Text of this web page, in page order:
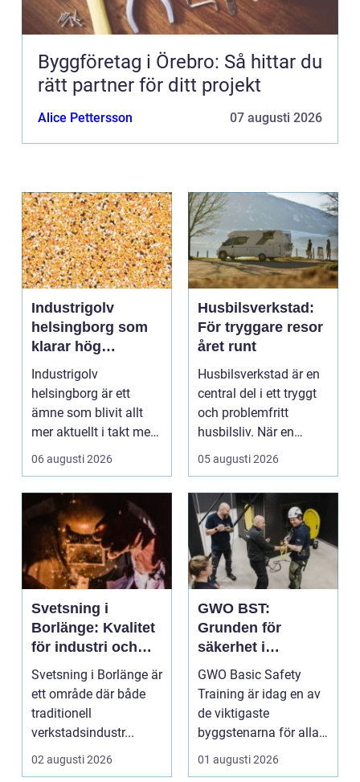
Byggföretag i Örebro: Så hittar du
rätt partner för ditt projekt
Alice Pettersson 07 augusti 2026
Industrigolv
helsingborg som
klarar hög
belastning och
tuffa krav
Industrigolv
helsingborg är ett
ämne som blivit allt
mer aktuellt i takt med
att fler verksamheter
06 augusti 2026
Husbilsverkstad:
För tryggare resor
året runt
Husbilsverkstad är en
central del i ett tryggt
och problemfritt
husbilsliv. När en
husbil ...
05 augusti 2026
Svetsning i
Borlänge: Kvalitet
för industri och
konstruktion
Svetsning i Borlänge är
ett område där både
traditionell
verkstadsindustr...
02 augusti 2026
GWO BST:
Grunden för
säkerhet i
vindkraftsbransch
en
GWO Basic Safety
Training är idag en av
de viktigaste
byggstenarna för alla
som vill arbet...
01 augusti 2026